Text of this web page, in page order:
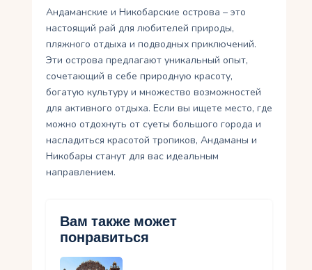
Андаманские и Никобарские острова – это
настоящий рай для любителей природы,
пляжного отдыха и подводных приключений.
Эти острова предлагают уникальный опыт,
сочетающий в себе природную красоту,
богатую культуру и множество возможностей
для активного отдыха. Если вы ищете место, где
можно отдохнуть от суеты большого города и
насладиться красотой тропиков, Андаманы и
Никобары станут для вас идеальным
направлением.
Вам также может
понравиться